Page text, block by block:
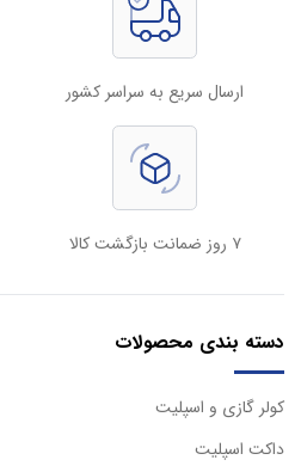
ارسال سریع به سراسر کشور
۷ روز ضمانت بازگشت کالا
دسته بندی محصولات
كولر گازی و اسپليت
داكت اسپليت